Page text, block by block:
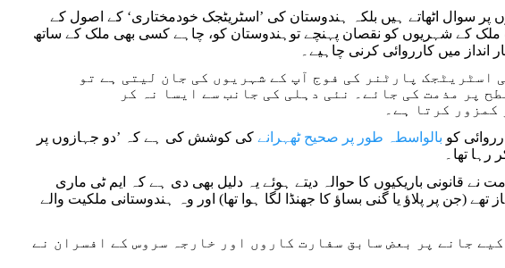
اٹھاتے ہیں بلکہ ہندوستان کی ’اسٹریٹجک خودمختاری‘ کے اصول کے
کے شہریوں کو نقصان پہنچے توہندوستان کو، چاہے کسی بھی ملک کے ساتھ
انداز میں کارروائی کرنی چاہیے۔
اسٹریٹجک پارٹنر کی فوج آپ کے شہریوں کی جان لیتی ہے تو
پر مذمت کی جائے۔ نئی دہلی کی جانب سے ایسا نہ کر
کرتا ہے۔
کو بالواسطہ طور پر صحیح ٹھہرانے کی کوشش کی ہے کہ ’دو جہازوں پر
نے قانونی باریکیوں کا حوالہ دیتے ہوئے یہ دلیل بھی دی ہے کہ ایم ٹی ماری
(جن پر پلاؤ یا گنی بساؤ کا جھنڈا لگا ہوا تھا) اور وہ ہندوستانی ملکیت والے
جانے پر بعض سابق سفارت کاروں اور خارجہ سروس کے افسران نے